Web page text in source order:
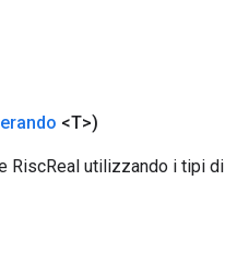
<T>)
RiscReal utilizzando i tipi di